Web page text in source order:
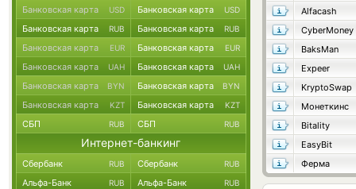
Alfacash
CyberMoney
BaksMan
Expeer
KryptoSwap
Монеткинс
Bitality
EasyBit
Ферма
Банковская карта USD Банковская карта USD
Банковская карта RUB Банковская карта RUB
Банковская карта EUR Банковская карта EUR
Банковская карта UAH Банковская карта UAH
Банковская карта BYN Банковская карта BYN
Банковская карта KZT Банковская карта KZT
СБП RUB СБП RUB
Интернет-банкинг
Сбербанк RUB Сбербанк RUB
Альфа-Банк RUB Альфа-Банк RUB